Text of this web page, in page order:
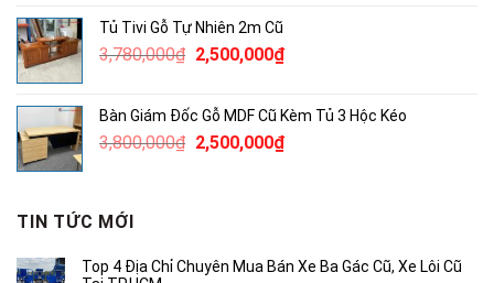
3,450,000₫.
2,000,000₫.
Tủ Tivi Gỗ Tự Nhiên 2m Cũ
3,780,000₫ Giá
3,780,000₫.
2,500,000₫Giá
là:
2,500,000₫.
Bàn Giám Đốc Gỗ MDF Cũ Kèm Tủ 3 Hộc Kéo
3,800,000₫ Giá
2,500,000₫Giá
TIN TỨC MỚI
Top 4 Địa Chỉ Chuyên Mua Bán Xe Ba Gác Cũ, Xe Lôi Cũ